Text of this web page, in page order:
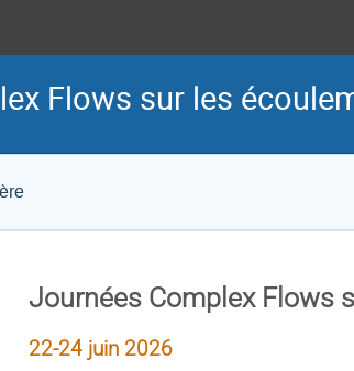
Flows sur les
Journées Complex Flows
22-24 juin 2026